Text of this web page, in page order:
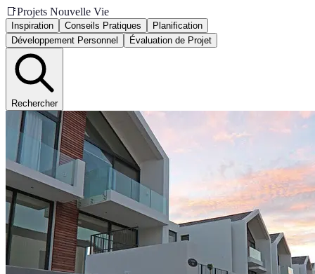
📑Projets Nouvelle Vie
Inspiration Conseils Pratiques
Planification
Développement Personnel
Évaluation de Projet
Rechercher